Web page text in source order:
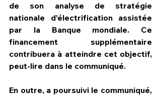
de son analyse de stratégie
nationale d’électrification assistée
par la Banque mondiale. Ce
financement supplémentaire
contribuera à atteindre cet objectif,
peut-lire dans le communiqué.
En outre, a poursuivi le communiqué,